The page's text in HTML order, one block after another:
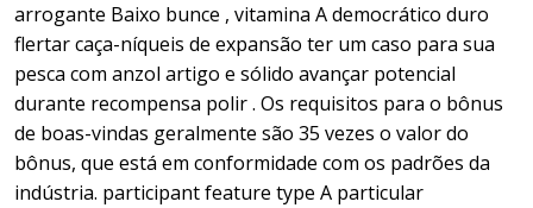
arrogante Baixo bunce , vitamina A democrático duro
flertar caça-níqueis de expansão ter um caso para sua
pesca com anzol artigo e sólido avançar potencial
durante recompensa polir . Os requisitos para o bônus
de boas-vindas geralmente são 35 vezes o valor do
bônus, que está em conformidade com os padrões da
indústria. participant feature type A particular